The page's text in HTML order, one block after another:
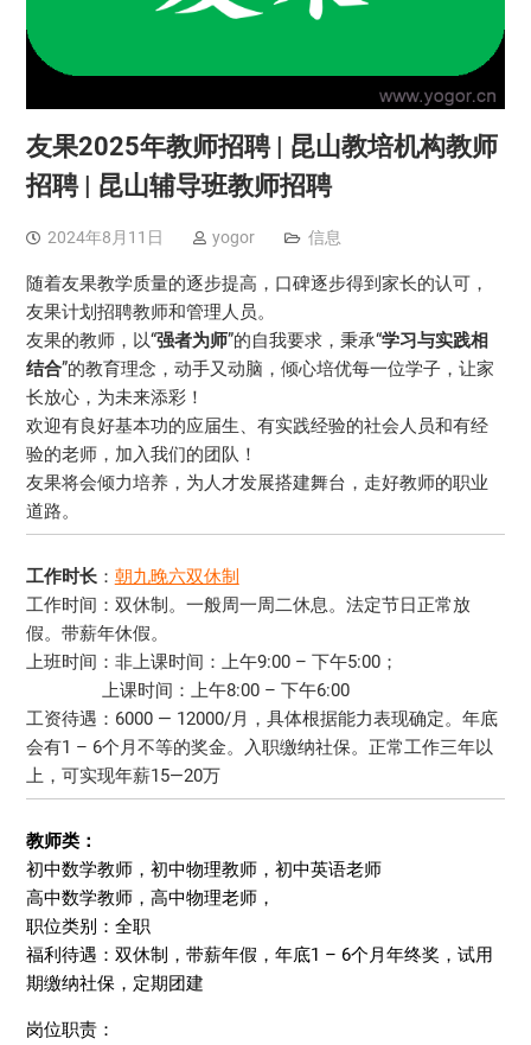
友果2025年教师招聘 | 昆山教培机构教师
招聘 | 昆山辅导班教师招聘
2024年8月11日 yogor 信息
随着友果教学质量的逐步提高，口碑逐步得到家长的认可，
友果计划招聘教师和管理人员。
友果的教师，以“强者为师”的自我要求，秉承“学习与实践相
结合”的教育理念，动手又动脑，倾心培优每一位学子，让家
长放心，为未来添彩！
欢迎有良好基本功的应届生、有实践经验的社会人员和有经
验的老师，加入我们的团队！
友果将会倾力培养，为人才发展搭建舞台，走好教师的职业
道路。
工作时长： 朝九晚六双休制
工作时间：双休制。一般周一周二休息。法定节日正常放
假。带薪年休假。
上班时间：非上课时间：上午9:00 – 下午5:00；
上课时间：上午8:00 – 下午6:00
工资待遇：6000 — 12000/月，具体根据能力表现确定。年底
会有1 – 6个月不等的奖金。入职缴纳社保。正常工作三年以
上，可实现年薪15—20万
教师类：
初中数学教师，初中物理教师，初中英语老师
高中数学教师，高中物理老师，
职位类别：全职
福利待遇：双休制，带薪年假，年底1 – 6个月年终奖，试用
期缴纳社保，定期团建
岗位职责：